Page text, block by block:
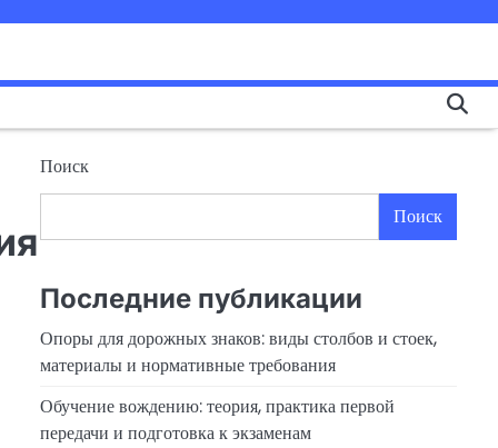
Поиск
Поиск
Последние публикации
Опоры для дорожных знаков: виды столбов и стоек,
материалы и нормативные требования
Обучение вождению: теория, практика первой
передачи и подготовка к экзаменам